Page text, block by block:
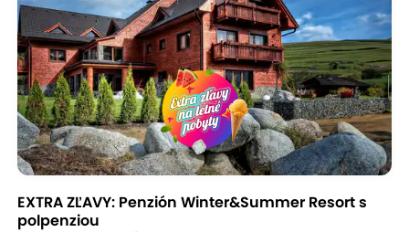
EXTRA ZĽAVY: Penzión Winter&Summer Resort s
polpenziou